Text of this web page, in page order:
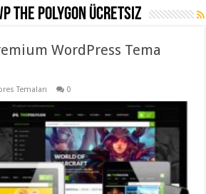
the polygon ücretsiz
WordPress Tema
Temaları 0